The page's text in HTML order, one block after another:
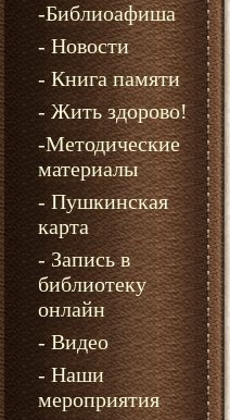
-Библиоафиша
- Новости
- Книга памяти
- Жить здорово!
-Методические
материалы
- Пушкинская
карта
- Запись в
библиотеку
онлайн
- Видео
- Наши
мероприятия